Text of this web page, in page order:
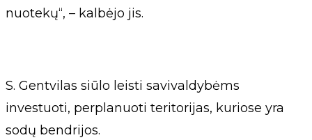
nuotekų“, – kalbėjo jis.
S. Gentvilas siūlo leisti savivaldybėms
investuoti, perplanuoti teritorijas, kuriose yra
sodų bendrijos.